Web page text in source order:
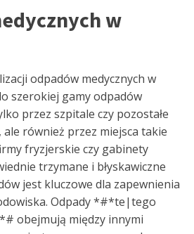
w
odpadów medycznych w
szerokiej gamy odpadów
przez szpitale czy pozostałe
ale również przez miejsca takie
fryzjerskie czy gabinety
trzymane i błyskawiczne
jest kluczowe dla zapewnienia
Odpady *#*te|tego
obejmują między innymi